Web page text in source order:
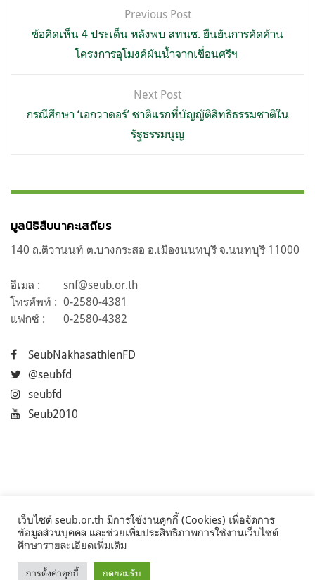
เรื่อง
Previous Post
ข้อคิดเห็น 4 ประเด็น หลังพบ สทนช. ยืนยันการคัดค้าน
โครงการอุโมงค์ผันน้ำจากเขื่อนศรีฯ
Next Post
กรณีศึกษา ‘เอกวาดอร์’ ชาติแรกที่บัญญัติสิทธิธรรมชาติใน
รัฐธรรมนูญ
มูลนิธิสืบนาคะเสถียร
140 ถ.ติวานนท์ ต.บางกระสอ อ.เมืองนนทบุรี จ.นนทบุรี 11000
อีเมล :
snf@seub.or.th
โทรศัพท์ : 0-2580-4381
แฟกซ์ :
0-2580-4382
SeubNakhasathienFD
@seubfd
seubfd
Seub2010
เว็บไซต์ seub.or.th มีการใช้งานคุกกี้ (Cookies) เพื่อจัดการ
ข้อมูลส่วนบุคคล และช่วยเพิ่มประสิทธิภาพการใช้งานเว็บไซต์
ศึกษารายละเอียดเพิ่มเติม
การตั้งค่าคุกกี้ กดยอมรับ